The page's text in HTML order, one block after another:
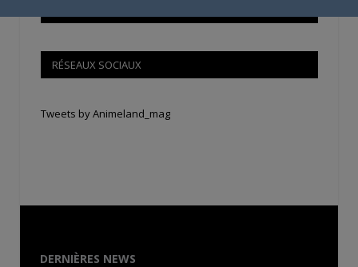
RÉSEAUX SOCIAUX
Tweets by Animeland_mag
DERNIÈRES NEWS